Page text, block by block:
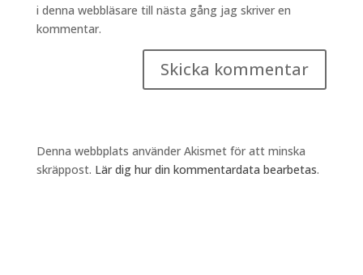
i denna webbläsare till nästa gång jag skriver en
kommentar.
Denna webbplats använder Akismet för att minska
skräppost. Lär dig hur din kommentardata bearbetas.